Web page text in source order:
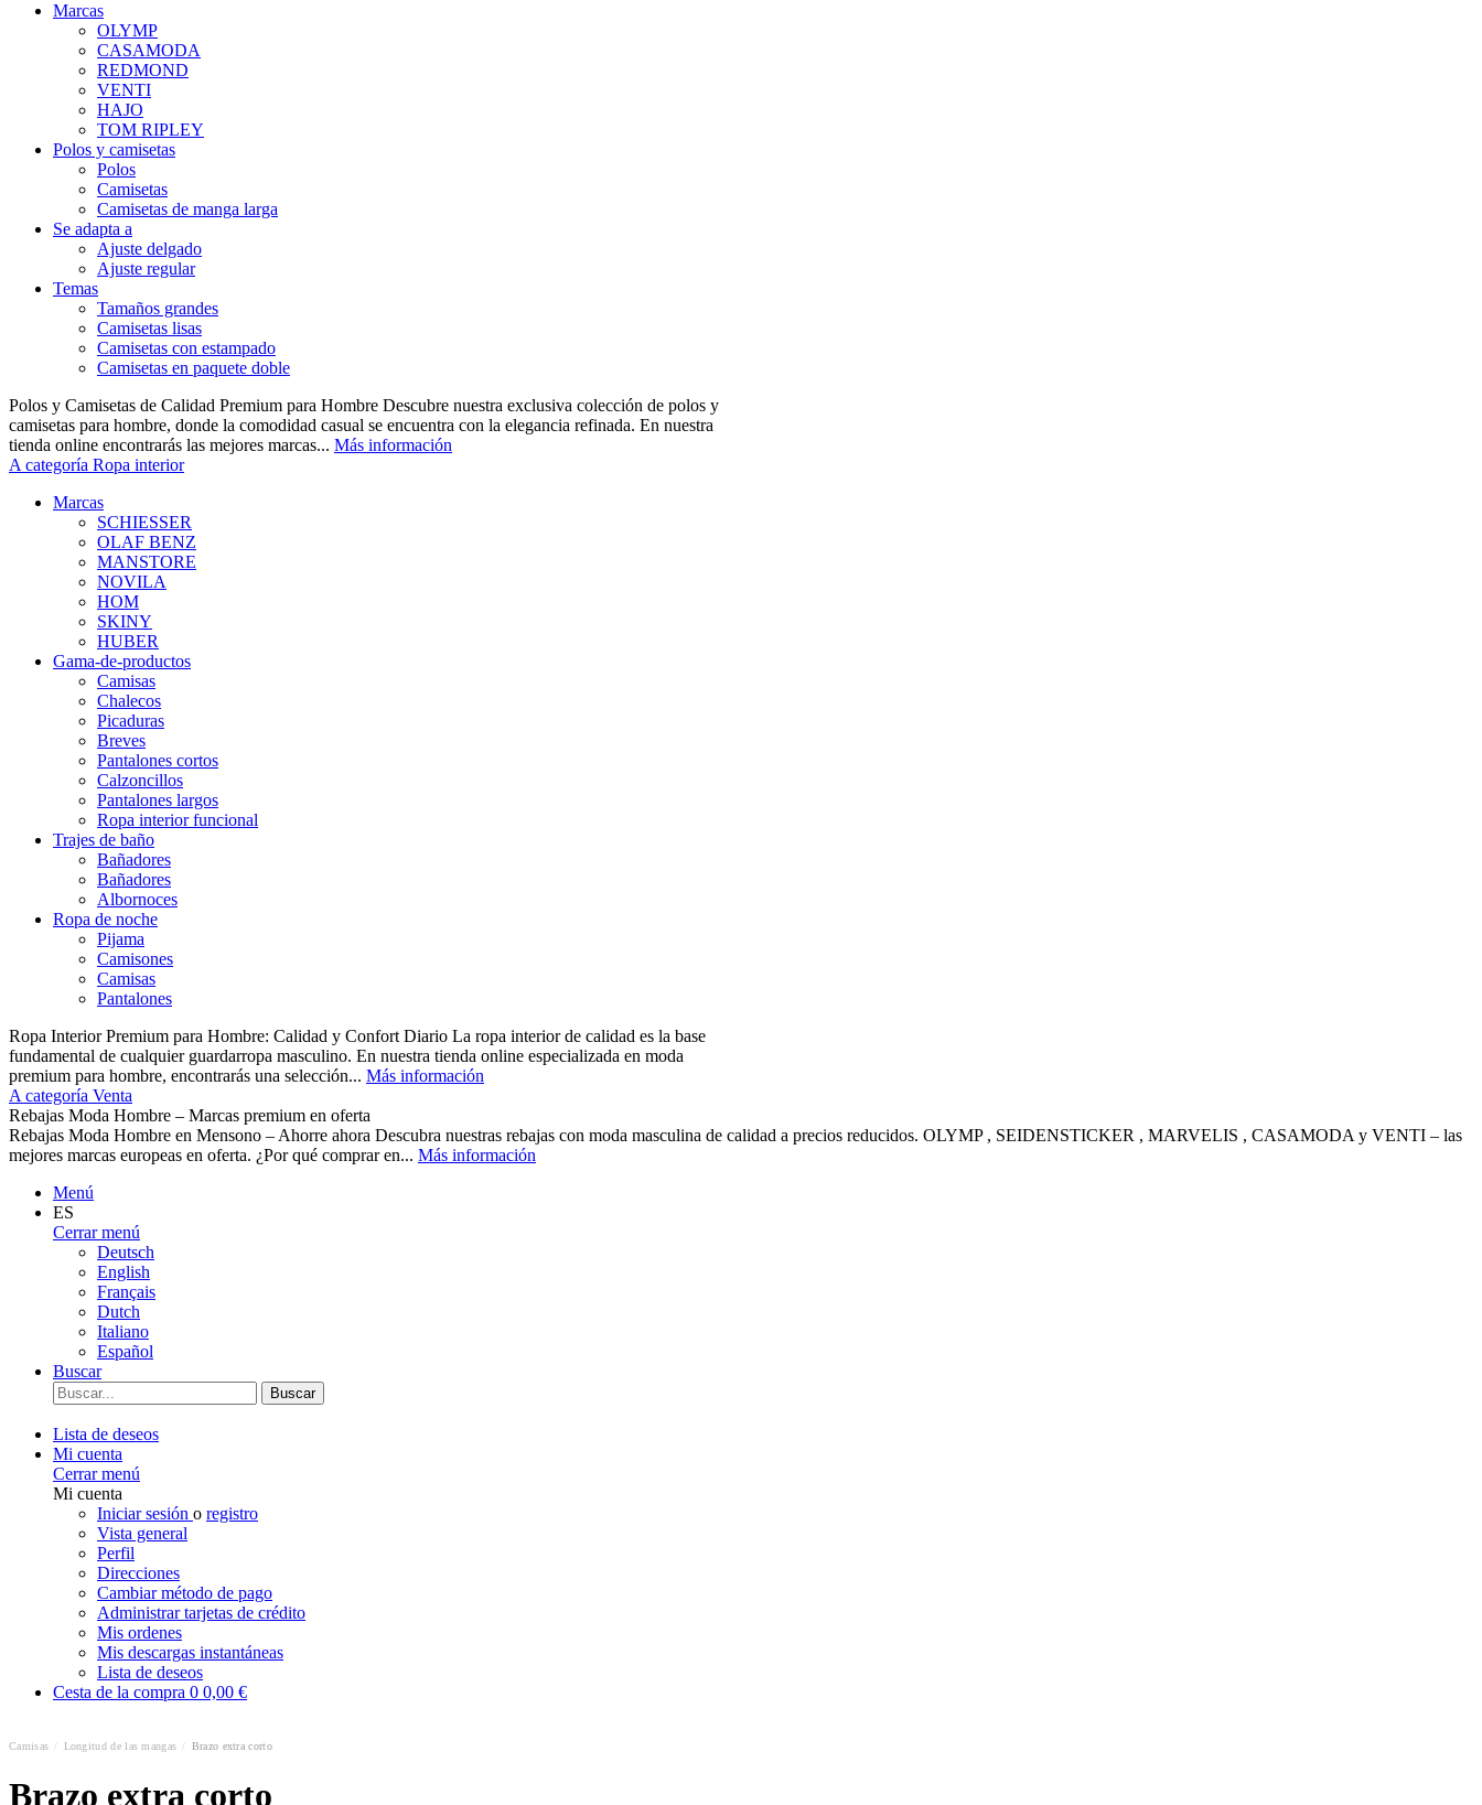
Marcas
OLYMP
CASAMODA
REDMOND
VENTI
HAJO
TOM RIPLEY
Polos y camisetas
Polos
Camisetas
Camisetas de manga larga
Se adapta a
Ajuste delgado
Ajuste regular
Temas
Tamaños grandes
Camisetas lisas
Camisetas con estampado
Camisetas en paquete doble
Polos y Camisetas de Calidad Premium para Hombre Descubre nuestra exclusiva colección de polos y
camisetas para hombre, donde la comodidad casual se encuentra con la elegancia refinada. En nuestra
tienda online encontrarás las mejores marcas... Más información
A categoría Ropa interior
Marcas
SCHIESSER
OLAF BENZ
MANSTORE
NOVILA
HOM
SKINY
HUBER
Gama-de-productos
Camisas
Chalecos
Picaduras
Breves
Pantalones cortos
Calzoncillos
Pantalones largos
Ropa interior funcional
Trajes de baño
Bañadores
Bañadores
Albornoces
Ropa de noche
Pijama
Camisones
Camisas
Pantalones
Ropa Interior Premium para Hombre: Calidad y Confort Diario La ropa interior de calidad es la base
fundamental de cualquier guardarropa masculino. En nuestra tienda online especializada en moda
premium para hombre, encontrarás una selección... Más información
A categoría Venta
Rebajas Moda Hombre – Marcas premium en oferta
Rebajas Moda Hombre en Mensono – Ahorre ahora Descubra nuestras rebajas con moda masculina de calidad a precios reducidos. OLYMP , SEIDENSTICKER , MARVELIS , CASAMODA y VENTI – las
mejores marcas europeas en oferta. ¿Por qué comprar en... Más información
Menú
ES
Cerrar menú
Deutsch
English
Français
Dutch
Italiano
Español
Buscar
Buscar
Lista de deseos
Mi cuenta
Cerrar menú
Mi cuenta
Iniciar sesión o registro
Vista general
Perfil
Direcciones
Cambiar método de pago
Administrar tarjetas de crédito
Mis ordenes
Mis descargas instantáneas
Lista de deseos
Cesta de la compra 0 0,00 €
Camisas Longitud de las mangas Brazo extra corto
Brazo extra corto